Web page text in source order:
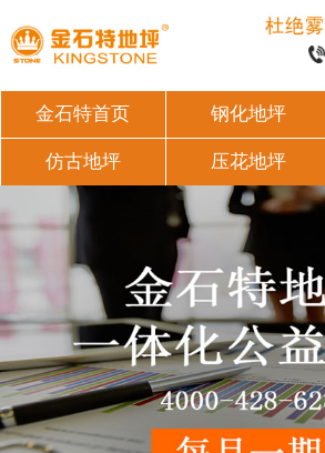
金石特首页 钢化地坪
仿古地坪 压花地坪